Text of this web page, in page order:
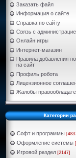
Заказать файл
Информация о сайте
Справка по сайту
Связь с
Онлайн игры
Интернет-магазин
Правила добавления
на сайт
Профиль робота
Лицензионное
Жалобы
Категории
Софт и программы
Оформление системы
Игровой раздел [2147]